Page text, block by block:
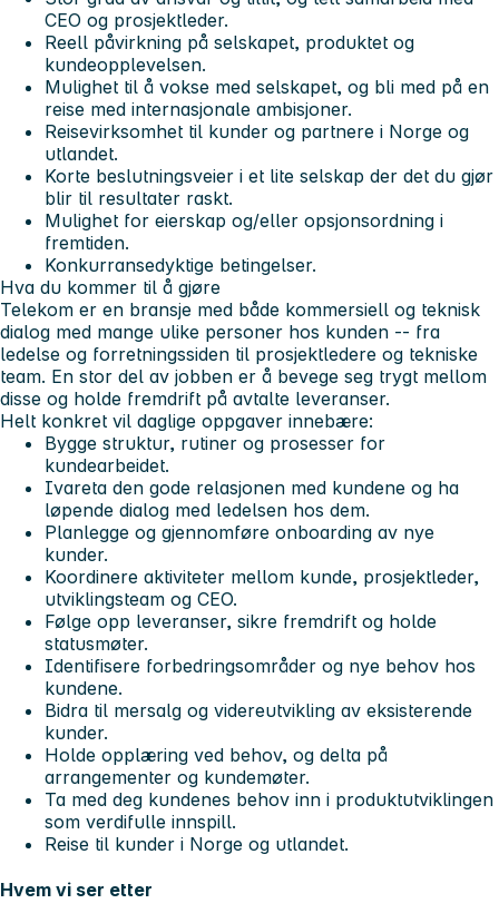
CEO og prosjektleder.
Reell påvirkning på selskapet, produktet og
kundeopplevelsen.
Mulighet til å vokse med selskapet, og bli med på en
reise med internasjonale ambisjoner.
Reisevirksomhet til kunder og partnere i Norge og
utlandet.
Korte beslutningsveier i et lite selskap der det du gjør
blir til resultater raskt.
Mulighet for eierskap og/eller opsjonsordning i
fremtiden.
Konkurransedyktige betingelser.
Hva du kommer til å gjøre
Telekom er en bransje med både kommersiell og teknisk
dialog med mange ulike personer hos kunden -- fra
ledelse og forretningssiden til prosjektledere og tekniske
team. En stor del av jobben er å bevege seg trygt mellom
disse og holde fremdrift på avtalte leveranser.
Helt konkret vil daglige oppgaver innebære:
Bygge struktur, rutiner og prosesser for
kundearbeidet.
Ivareta den gode relasjonen med kundene og ha
løpende dialog med ledelsen hos dem.
Planlegge og gjennomføre onboarding av nye
kunder.
Koordinere aktiviteter mellom kunde, prosjektleder,
utviklingsteam og CEO.
Følge opp leveranser, sikre fremdrift og holde
statusmøter.
Identifisere forbedringsområder og nye behov hos
kundene.
Bidra til mersalg og videreutvikling av eksisterende
kunder.
Holde opplæring ved behov, og delta på
arrangementer og kundemøter.
Ta med deg kundenes behov inn i produktutviklingen
som verdifulle innspill.
Reise til kunder i Norge og utlandet.
Hvem vi ser etter